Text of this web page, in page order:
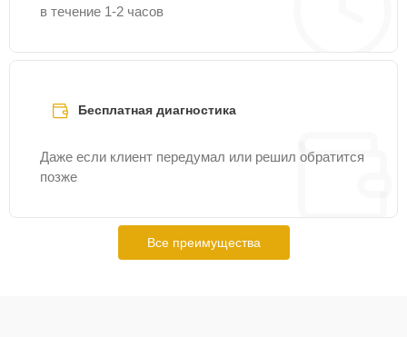
в течение 1-2 часов
Бесплатная диагностика
Даже если клиент передумал или решил обратится
позже
Все преимущества